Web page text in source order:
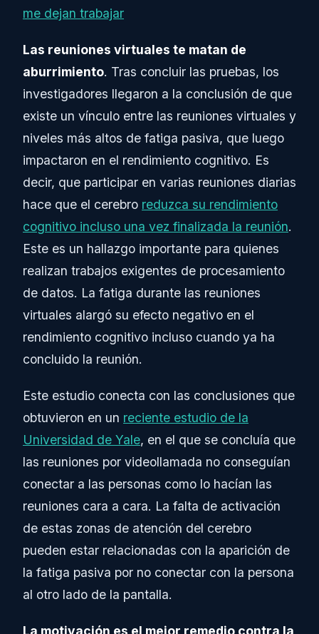
me dejan trabajar
Las reuniones virtuales te matan de
aburrimiento. Tras concluir las pruebas, los
investigadores llegaron a la conclusión de que
existe un vínculo entre las reuniones virtuales y
niveles más altos de fatiga pasiva, que luego
impactaron en el rendimiento cognitivo. Es
decir, que participar en varias reuniones diarias
hace que el cerebro reduzca su rendimiento
cognitivo incluso una vez finalizada la reunión.
Este es un hallazgo importante para quienes
realizan trabajos exigentes de procesamiento
de datos. La fatiga durante las reuniones
virtuales alargó su efecto negativo en el
rendimiento cognitivo incluso cuando ya ha
concluido la reunión.
Este estudio conecta con las conclusiones que
obtuvieron en un reciente estudio de la
Universidad de Yale, en el que se concluía que
las reuniones por videollamada no conseguían
conectar a las personas como lo hacían las
reuniones cara a cara. La falta de activación
de estas zonas de atención del cerebro
pueden estar relacionadas con la aparición de
la fatiga pasiva por no conectar con la persona
al otro lado de la pantalla.
La motivación es el mejor remedio contra la